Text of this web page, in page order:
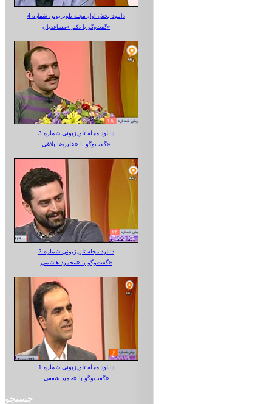
دانلود بخش اول مجله تلویزیونی شماره 4
گفت‌وگو با دکتر «مساعدیان»
دانلود مجله تلویزیونی شماره 3
گفت‌وگو با «علیرضا بلاغی»
دانلود مجله تلویزیونی شماره 2
گفت‌وگو با «محمود هاشمی»
دانلود مجله تلویزیونی شماره 1
گفت‌وگو با «حمید شفقی»
جستجو